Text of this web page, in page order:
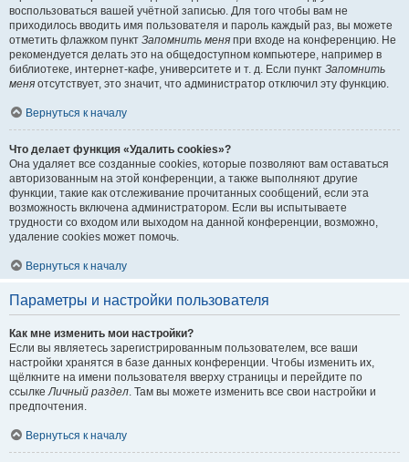
воспользоваться вашей учётной записью. Для того чтобы вам не
приходилось вводить имя пользователя и пароль каждый раз, вы можете
отметить флажком пункт Запомнить меня при входе на конференцию. Не
рекомендуется делать это на общедоступном компьютере, например в
библиотеке, интернет-кафе, университете и т. д. Если пункт Запомнить
меня отсутствует, это значит, что администратор отключил эту функцию.
Вернуться к началу
Что делает функция «Удалить cookies»?
Она удаляет все созданные cookies, которые позволяют вам оставаться
авторизованным на этой конференции, а также выполняют другие
функции, такие как отслеживание прочитанных сообщений, если эта
возможность включена администратором. Если вы испытываете
трудности со входом или выходом на данной конференции, возможно,
удаление cookies может помочь.
Вернуться к началу
Параметры и настройки пользователя
Как мне изменить мои настройки?
Если вы являетесь зарегистрированным пользователем, все ваши
настройки хранятся в базе данных конференции. Чтобы изменить их,
щёлкните на имени пользователя вверху страницы и перейдите по
ссылкеЛичный раздел. Там вы можете изменить все свои настройки и
предпочтения.
Вернуться к началу